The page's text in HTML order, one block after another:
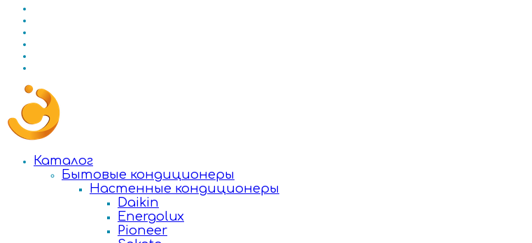
Каталог
Бытовые кондиционеры
Настенные кондиционеры
Daikin
Energolux
Pioneer